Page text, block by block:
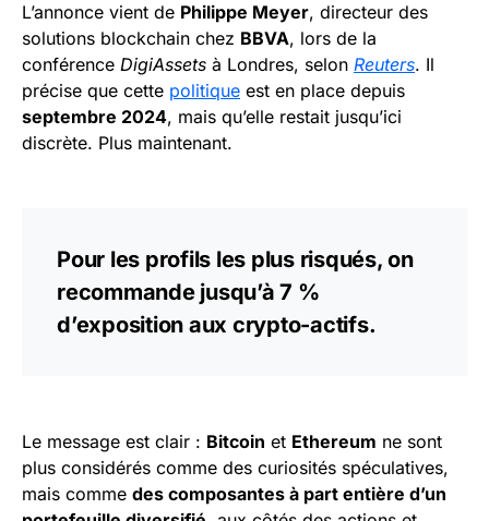
L’annonce vient de Philippe Meyer, directeur des
solutions blockchain chez BBVA, lors de la
conférence DigiAssets à Londres, selon Reuters. Il
précise que cette politique est en place depuis
septembre 2024, mais qu’elle restait jusqu’ici
discrète. Plus maintenant.
Pour les profils les plus risqués, on
recommande jusqu’à 7 %
d’exposition aux crypto-actifs.
Le message est clair : Bitcoin et Ethereum ne sont
plus considérés comme des curiosités spéculatives,
mais comme des composantes à part entière d’un